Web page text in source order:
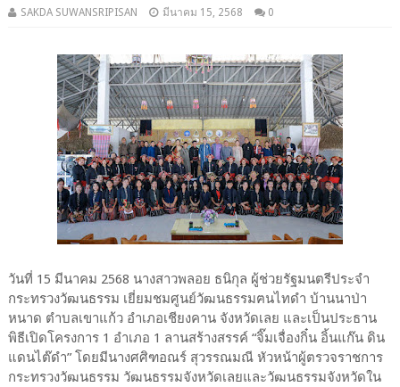
SAKDA SUWANSRIPISAN มีนาคม 15, 2568 0
วันที่ 15 มีนาคม 2568 นางสาวพลอย ธนิกุล ผู้ช่วยรัฐมนตรีประจำ
กระทรวงวัฒนธรรม เยี่ยมชมศูนย์วัฒนธรรมฅนไทดำ บ้านนาป่า
หนาด ตำบลเขาแก้ว อำเภอเชียงคาน จังหวัดเลย และเป็นประธาน
พิธีเปิดโครงการ 1 อำเภอ 1 ลานสร้างสรรค์ “จิ๊มเจื่องกิ๋น อิ้นแก๊น ดิน
แดนไต๊ดำ” โดยมีนางศศิฑอณร์ สุวรรณมณี หัวหน้าผู้ตรวจราชการ
กระทรวงวัฒนธรรม วัฒนธรรมจังหวัดเลยและวัฒนธรรมจังหวัดใน